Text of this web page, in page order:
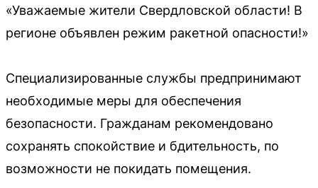
«Уважаемые жители Свердловской области! В
регионе объявлен режим ракетной опасности!»
Специализированные службы предпринимают
необходимые меры для обеспечения
безопасности. Гражданам рекомендовано
сохранять спокойствие и бдительность, по
возможности не покидать помещения.